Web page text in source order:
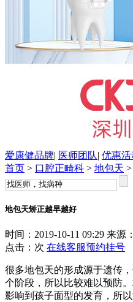
爱康健品牌| 医师团队| 优惠活
首页 > 口腔正畸科 > 地包天 >
地包天矫正越早越好
时间：2019-10-11 09:29 来源：
点击： 次 在线客服预约挂号
很多地包天的形成源于遗传
个阶段，所以比较难以预防
影响到孩子面型的发育，所